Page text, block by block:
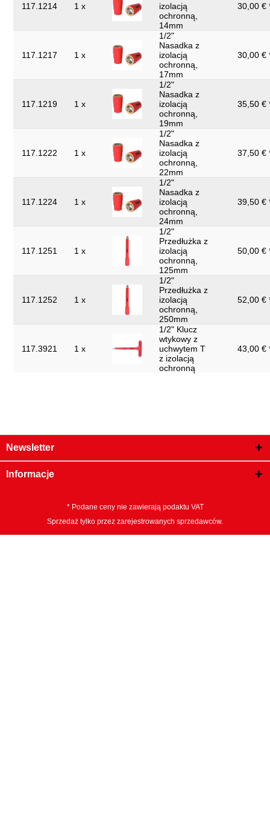
117.1214 1 x
izolacją
ochronną,
14mm
30,00 €
117.1217 1 x
1/2"
Nasadka z
izolacją
ochronną,
17mm
30,00 €
117.1219 1 x
1/2"
Nasadka z
izolacją
ochronną,
19mm
35,50 €
117.1222 1 x
1/2"
Nasadka z
izolacją
ochronną,
22mm
37,50 €
117.1224 1 x
1/2"
Nasadka z
izolacją
ochronną,
24mm
39,50 €
117.1251 1 x
1/2"
Przedłużka z
izolacją
ochronną,
125mm
50,00 €
117.1252 1 x
1/2"
Przedłużka z
izolacją
ochronną,
250mm
52,00 €
117.3921 1 x
1/2" Klucz
wtykowy z
uchwytem T
z izolacją
ochronną
43,00 €
Newsletter
Informacje
* Podane ceny nie zawierają podaktu VAT
Sprzedaż tylko przez zarejestrowanych sprzedawców.